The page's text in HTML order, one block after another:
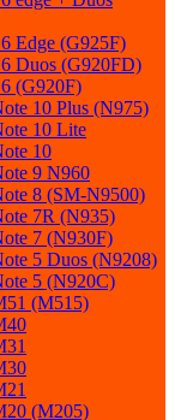
Edge (G925F)
Duos (G920FD)
(G920F)
10 Plus (N975)
10 Lite
10
9 N960
8 (SM-N9500)
7R (N935)
7 (N930F)
5 Duos (N9208)
5 (N920C)
(M515)
(M205)